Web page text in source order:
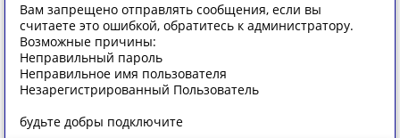
Вам запрещено отправлять сообщения, если вы
считаете это ошибкой, обратитесь к администратору.
Возможные причины:
Неправильный пароль
Неправильное имя пользователя
Незарегистрированный Пользователь
будьте добры подключите